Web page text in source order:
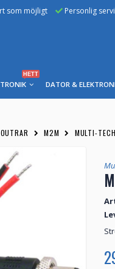
som möjligt Personlig
HETT
DATOR &
M2M MULTI-TECH